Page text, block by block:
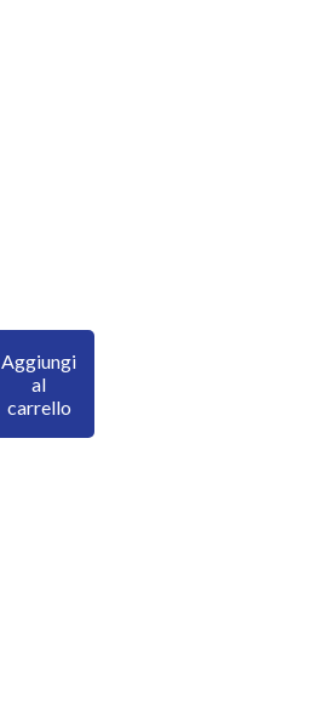
Aggiungi
al
carrello